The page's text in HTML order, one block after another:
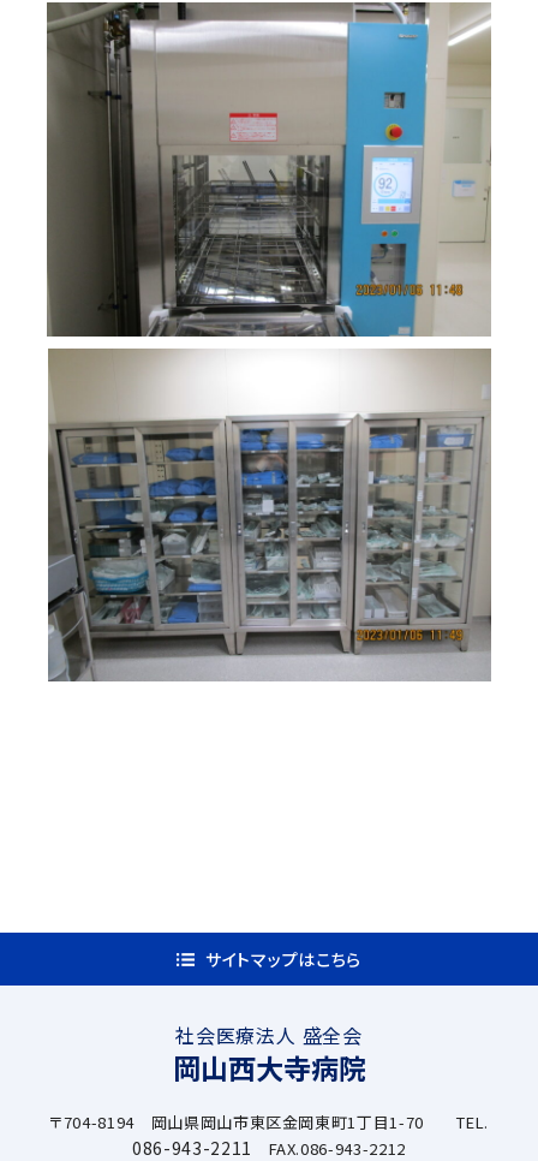
サイトマップはこちら
社会医療法人 盛全会
岡山西大寺病院
〒704-8194 岡山県岡山市東区金岡東町1丁目1-70 TEL.
086-943-2211 FAX.086-943-2212